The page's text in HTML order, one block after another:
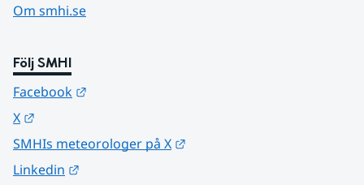
Om smhi.se
Följ SMHI
Facebook
X
SMHIs meteorologer på X
Linkedin